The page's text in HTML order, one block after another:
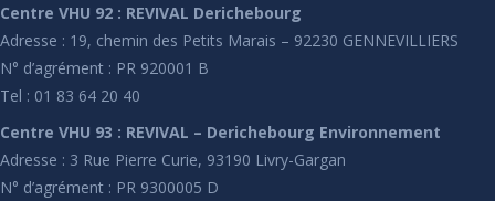
Centre VHU 92 : REVIVAL Derichebourg
Adresse : 19, chemin des Petits Marais – 92230 GENNEVILLIERS
N° d’agrément : PR 920001 B
Tel : 01 83 64 20 40
Centre VHU 93 : REVIVAL – Derichebourg Environnement
Adresse : 3 Rue Pierre Curie, 93190 Livry-Gargan
N° d’agrément : PR 9300005 D